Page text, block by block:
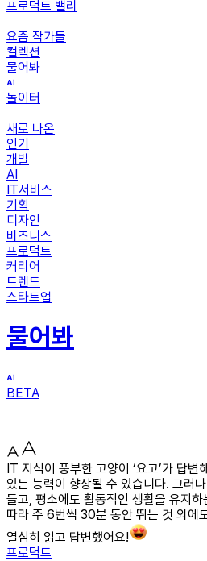
프로덕트 밸리
요즘 작가들
컬렉션
물어봐
놀이터
새로 나온
인기
개발
AI
IT서비스
기획
디자인
비즈니스
프로덕트
커리어
트렌드
스타트업
물어봐
BETA
IT 지식이 풍부한 고양이 ‘요고’가 답
있는 능력이 향상될 수 있습니다. 그러
들고, 평소에도 활동적인 생활을 유지
따라 주 6번씩 30분 동안 뛰는 것 외에
열심히 읽고 답변했어요!
프로덕트